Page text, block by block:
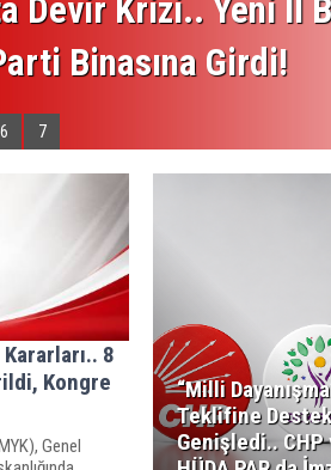
Devir Krizi.. Yeni İl
Binasına Girdi!
6 7
8
Kongre
Genel
“Milli
Teklifine Destek
Genişledi.. CHP